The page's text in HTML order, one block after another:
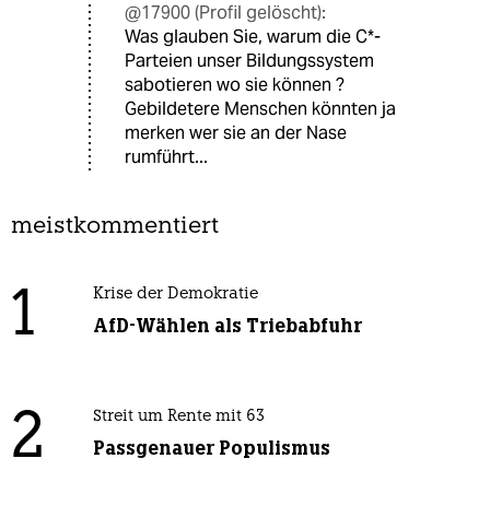
@17900 (Profil gelöscht):
Was glauben Sie, warum die C*-
Parteien unser Bildungssystem
sabotieren wo sie können ?
Gebildetere Menschen könnten ja
merken wer sie an der Nase
rumführt...
meistkommentiert
1 Krise der Demokratie
AfD-Wählen als Triebabfuhr
2 Streit um Rente mit 63
Passgenauer Populismus